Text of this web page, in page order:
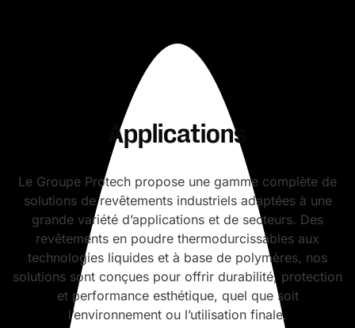
Applications
Le Groupe Protech propose une gamme complète de
solutions de revêtements industriels adaptées à une
grande variété d’applications et de secteurs. Des
revêtements en poudre thermodurcissables aux
technologies liquides et à base de polymères, nos
solutions sont conçues pour offrir durabilité, protection
et performance esthétique, quel que soit
l’environnement ou l’utilisation finale.